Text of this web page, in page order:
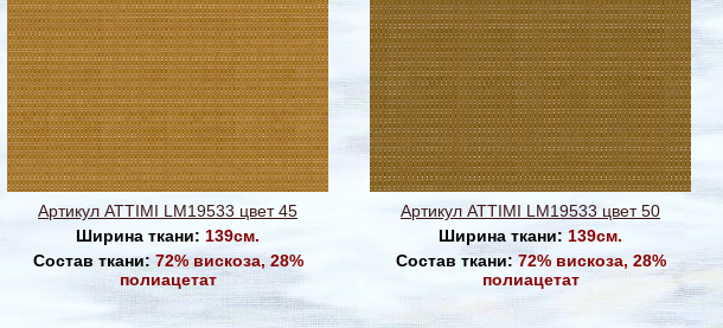
Артикул ATTIMI LM19533 цвет 45
Ширина ткани: 139см.
Состав ткани:72% вискоза, 28%
полиацетат
Артикул ATTIMI LM19533 цвет 50
Ширина ткани: 139см.
Состав ткани: 72% вискоза, 28%
полиацетат